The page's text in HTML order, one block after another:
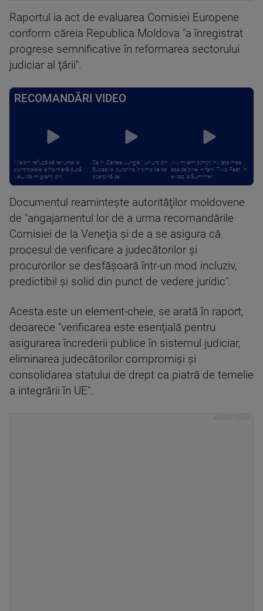
Raportul ia act de evaluarea Comisiei Europene
conform căreia Republica Moldova "a înregistrat
progrese semnificative în reformarea sectorului
judiciar al ţării".
RECOMANDĂRI VIDEO
Meloni refuză să renunțe la
controalele la frontieră după
valul de migranți din ...
Ca în „Cartea Junglei”: un urs din
Suceava, surprins în timp ce se
scarpină de ...
„Nu m-am simțit în viața mea
așa de bine” – fanii Two Feet, în
extaz la Summer ...
Documentul reaminteşte autorităţilor moldovene
de "angajamentul lor de a urma recomandările
Comisiei de la Veneţia şi de a se asigura că
procesul de verificare a judecătorilor şi
procurorilor se desfăşoară într-un mod incluziv,
predictibil şi solid din punct de vedere juridic".
Acesta este un element-cheie, se arată în raport,
deoarece "verificarea este esenţială pentru
asigurarea încrederii publice în sistemul judiciar,
eliminarea judecătorilor compromişi şi
consolidarea statului de drept ca piatră de temelie
a integrării în UE".